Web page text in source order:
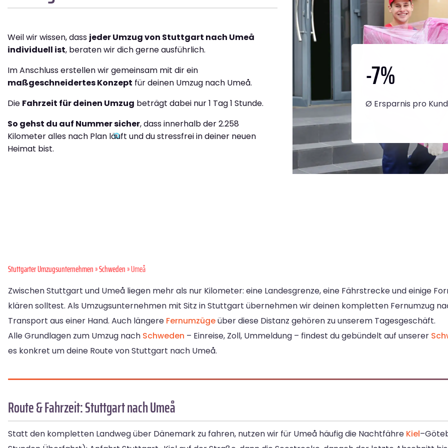
Weil wir wissen, dass jeder Umzug von Stuttgart nach Umeå
individuell ist, beraten wir dich gerne ausführlich.
Im Anschluss erstellen wir gemeinsam mit dir ein
maßgeschneidertes Konzept für deinen Umzug nach Umeå.
Die Fahrzeit für deinen Umzug beträgt dabei nur 1 Tag 1 Stunde.
So gehst du auf Nummer sicher, dass innerhalb der 2.258
Kilometer alles nach Plan läuft und du stressfrei in deiner neuen
Heimat bist.
-7%
Ø Ersparnis pro
Stuttgarter Umzugsunternehmen»Schweden» Umeå
Zwischen Stuttgart und Umeå liegen mehr als nur Kilometer: eine Landesgrenze, eine Fährstrecke und einige
klären solltest. Als Umzugsunternehmen mit Sitz in Stuttgart übernehmen wir deinen kompletten Fernumzug
Transport aus einer Hand. Auch längere Fernumzügeüber diese Distanz gehören zu unserem Tagesgeschäft.
Alle Grundlagen zum Umzug nach Schweden – Einreise, Zoll, Ummeldung – findest du gebündelt auf unserer
es konkret um deine Route von Stuttgart nach Umeå.
Route & Fahrzeit: Stuttgart nach Umeå
Statt den kompletten Landweg über Dänemark zu fahren, nutzen wir für Umeå häufig die Nachtfähre Kiel